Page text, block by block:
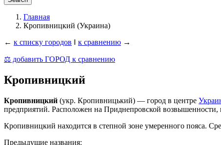
Главная
Кропивницкий (Украина)
← к списку городов ‖ к сравнению →
⚖️ добавить ГОРОД к сравнению
Кропивницкий
Кропивницкий (укр. Кропивницький) — город в центре
предприятий. Расположен на Приднепровской возвышенности,
Кропивницкий находится в степной зоне умеренного пояса.
Предыдущие названия: